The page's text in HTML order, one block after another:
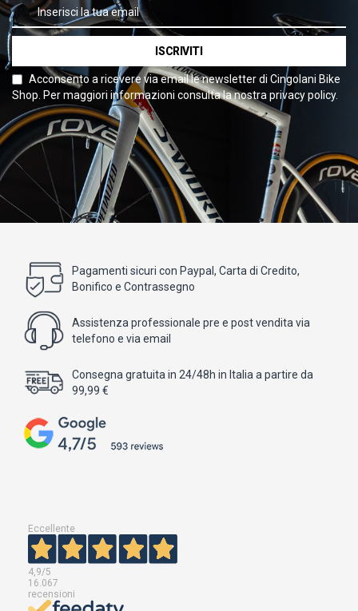
ISCRIVITI
Acconsento a ricevere via email le newsletter di Cingolani Bike
Shop. Per maggiori informazioni consulta la nostra privacy policy.
Pagamenti sicuri con Paypal, Carta di Credito,
Bonifico e Contrassegno
Assistenza professionale pre e post vendita via
telefono e via email
Consegna gratuita in 24/48h in Italia a partire da
99,99 €
Eccellente
4,9/5
16.067
recensioni